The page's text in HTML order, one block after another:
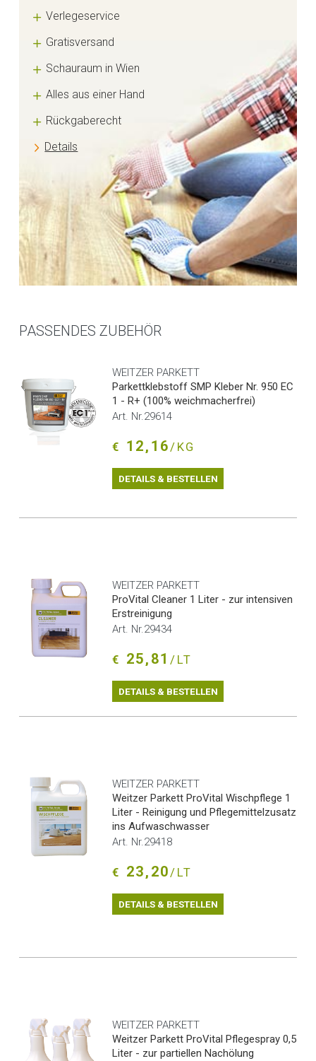
Verlegeservice
Gratisversand
Schauraum in Wien
Alles aus einer Hand
Rückgaberecht
Details
PASSENDES ZUBEHÖR
WEITZER PARKETT
Parkettklebstoff SMP Kleber Nr. 950 EC
1 - R+ (100% weichmacherfrei)
Art. Nr.29614
€ 12,16/KG
DETAILS & BESTELLEN
WEITZER PARKETT
ProVital Cleaner 1 Liter - zur intensiven
Erstreinigung
Art. Nr.29434
€ 25,81/LT
DETAILS & BESTELLEN
WEITZER PARKETT
Weitzer Parkett ProVital Wischpflege 1
Liter - Reinigung und Pflegemittelzusatz
ins Aufwaschwasser
Art. Nr.29418
€ 23,20/LT
DETAILS & BESTELLEN
WEITZER PARKETT
Weitzer Parkett ProVital Pflegespray 0,5
Liter - zur partiellen Nachölung